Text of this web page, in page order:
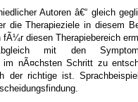
Autoren â€“ gleich
Therapieziele in diesem
diesen Therapiebereich
mit den
im nÃ¤chsten Schritt zu
der richtige ist.